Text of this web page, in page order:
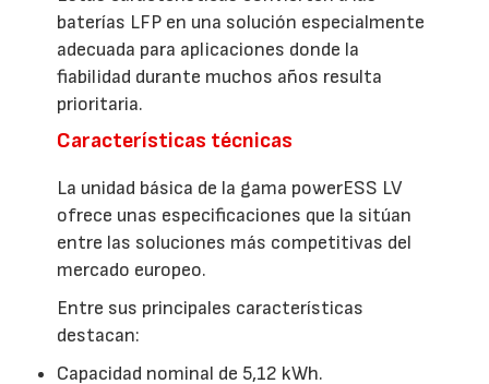
baterías LFP en una solución especialmente
adecuada para aplicaciones donde la
fiabilidad durante muchos años resulta
prioritaria.
Características técnicas
La unidad básica de la gama powerESS LV
ofrece unas especificaciones que la sitúan
entre las soluciones más competitivas del
mercado europeo.
Entre sus principales características
destacan:
Capacidad nominal de 5,12 kWh.